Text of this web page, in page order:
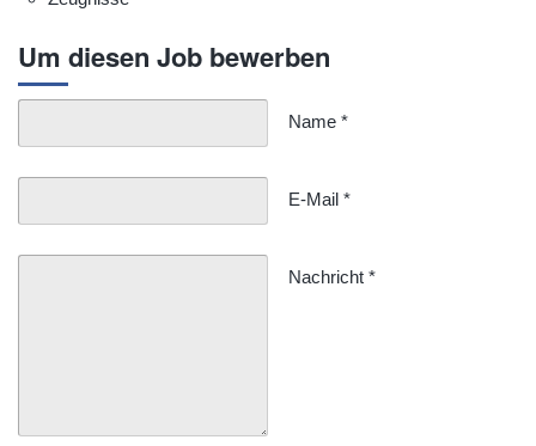
Um diesen Job bewerben
Name *
E-Mail *
Nachricht *